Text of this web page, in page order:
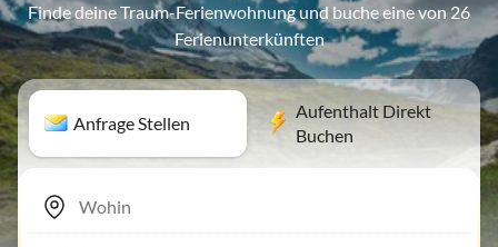
Finde deine Traum-Ferienwohnung und buche eine von 26
Ferienunterkünften
Anfrage Stellen
Aufenthalt Direkt
Buchen